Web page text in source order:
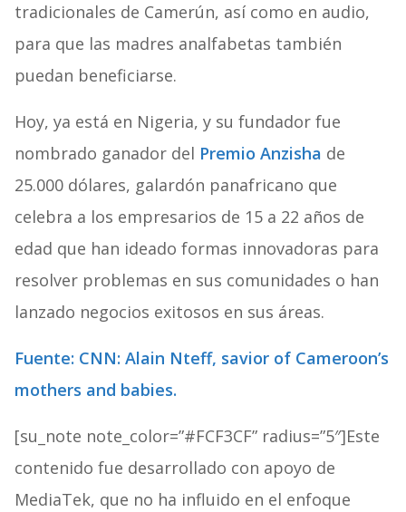
tradicionales de Camerún, así como en audio,
para que las madres analfabetas también
puedan beneficiarse.
Hoy, ya está en Nigeria, y su fundador fue
nombrado ganador del Premio Anzisha de
25.000 dólares, galardón panafricano que
celebra a los empresarios de 15 a 22 años de
edad que han ideado formas innovadoras para
resolver problemas en sus comunidades o han
lanzado negocios exitosos en sus áreas.
Fuente: CNN: Alain Nteff, savior of Cameroon’s
mothers and babies.
[su_note note_color=”#FCF3CF” radius=”5″]Este
contenido fue desarrollado con apoyo de
MediaTek, que no ha influido en el enfoque